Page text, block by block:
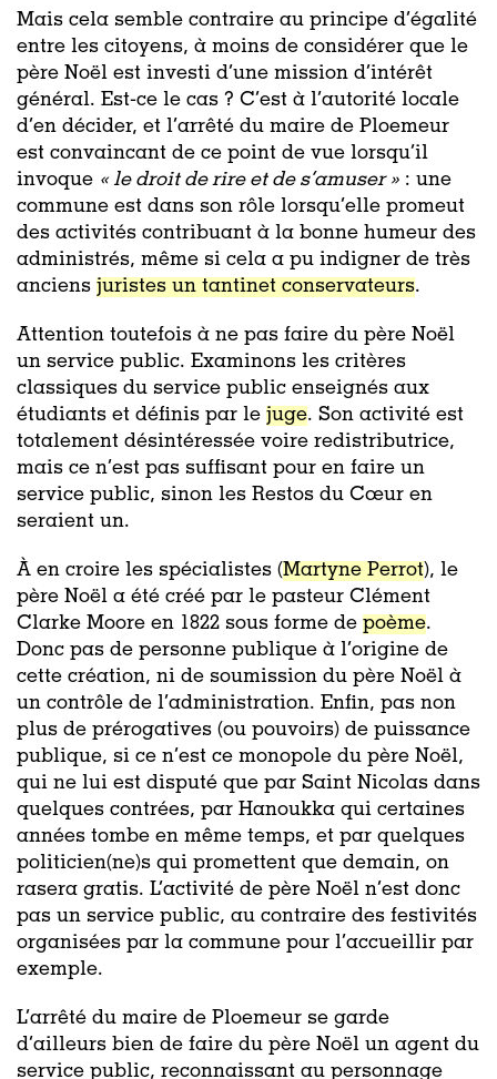
Mais cela semble contraire au principe d’égalité
entre les citoyens, à moins de considérer que le
père Noël est investi d’une mission d’intérêt
général. Est-ce le cas ? C’est à l’autorité locale
d’en décider, et l’arrêté du maire de Ploemeur
est convaincant de ce point de vue lorsqu’il
invoque « le droit de rire et de s’amuser » : une
commune est dans son rôle lorsqu’elle promeut
des activités contribuant à la bonne humeur des
administrés, même si cela a pu indigner de très
anciens juristes un tantinet conservateurs.
Attention toutefois à ne pas faire du père Noël
un service public. Examinons les critères
classiques du service public enseignés aux
étudiants et définis par le juge. Son activité est
totalement désintéressée voire redistributrice,
mais ce n’est pas suffisant pour en faire un
service public, sinon les Restos du Cœur en
seraient un.
À en croire les spécialistes (Martyne Perrot), le
père Noël a été créé par le pasteur Clément
Clarke Moore en 1822 sous forme de poème.
Donc pas de personne publique à l’origine de
cette création, ni de soumission du père Noël à
un contrôle de l’administration. Enfin, pas non
plus de prérogatives (ou pouvoirs) de puissance
publique, si ce n’est ce monopole du père Noël,
qui ne lui est disputé que par Saint Nicolas dans
quelques contrées, par Hanoukka qui certaines
années tombe en même temps, et par quelques
politicien(ne)s qui promettent que demain, on
rasera gratis. L’activité de père Noël n’est donc
pas un service public, au contraire des festivités
organisées par la commune pour l’accueillir par
exemple.
L’arrêté du maire de Ploemeur se garde
d’ailleurs bien de faire du père Noël un agent du
service public, reconnaissant au personnage